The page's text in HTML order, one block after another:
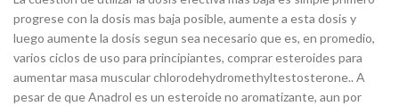
progrese con la dosis mas baja posible, aumente a esta dosis y
luego aumente la dosis segun sea necesario que es, en promedio,
varios ciclos de uso para principiantes, comprar esteroides para
aumentar masa muscular chlorodehydromethyltestosterone.. A
pesar de que Anadrol es un esteroide no aromatizante, aun por